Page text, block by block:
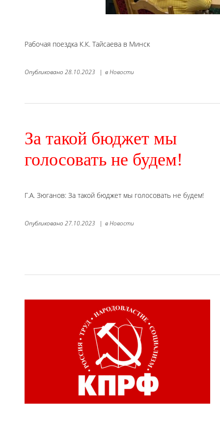
Рабочая поездка К.К. Тайсаева в Минск
Опубликовано 28.10.2023 | вНовости
За такой бюджет мы
голосовать не будем!
Г.А. Зюганов: За такой бюджет мы голосовать не будем!
Опубликовано 27.10.2023 | вНовости